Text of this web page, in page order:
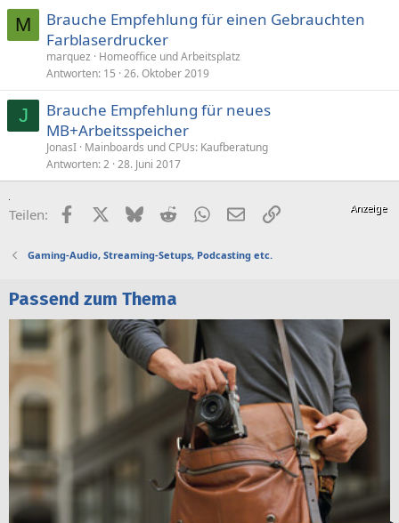
M
Brauche Empfehlung für einen Gebrauchten
Farblaserdrucker
marquez
Homeoffice und Arbeitsplatz
Antworten 15 26. Oktober 2019
J
Brauche Empfehlung für neues
MB+Arbeitsspeicher
JonasI Mainboards und CPUs: Kaufberatung
Antworten 2 28. Juni 2017
Teilen: FacebookX (Twitter)
BlueskyRedditWhatsApp
E-MailLink
Gaming-Audio, Streaming-Setups, Podcasting etc.
Passend zum Thema